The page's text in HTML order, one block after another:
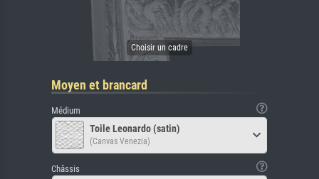
Moyen et brancard
Médium
Toile Leonardo (satin)
(Canvas Venezia)
Châssis